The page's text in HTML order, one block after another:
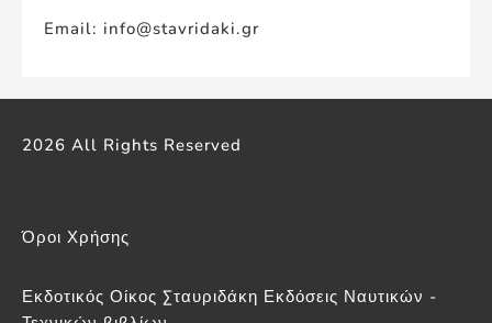
Email: info@stavridaki.gr
2026 All Rights Reserved
Όροι Χρήσης
Εκδοτικός Οίκος Σταυριδάκη Εκδόσεις Ναυτικών -